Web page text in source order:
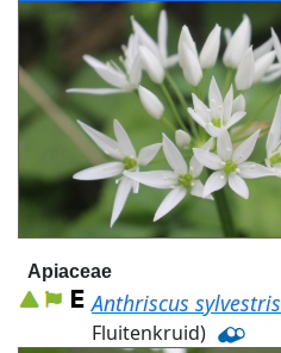
Apiaceae
Anthriscus sylvestris
Fluitenkruid)